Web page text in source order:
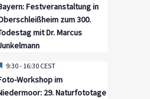
Festveranstaltung in
zum 300.
mit Dr. Marcus
Hervorgehoben
9:30- 16:30 CEST
Workshop im
29. Naturfototage